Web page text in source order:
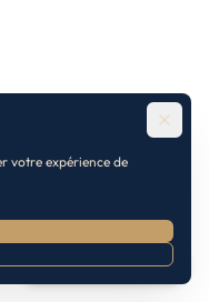
Prendre RDV
votre expérience de